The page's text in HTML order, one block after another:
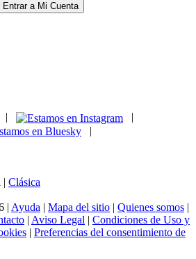
Entrar a Mi Cuenta
|
| Clásica
| Ayuda | Mapa del sitio | Quienes somos |
| Aviso Legal | Condiciones de Uso y
| Preferencias del consentimiento de